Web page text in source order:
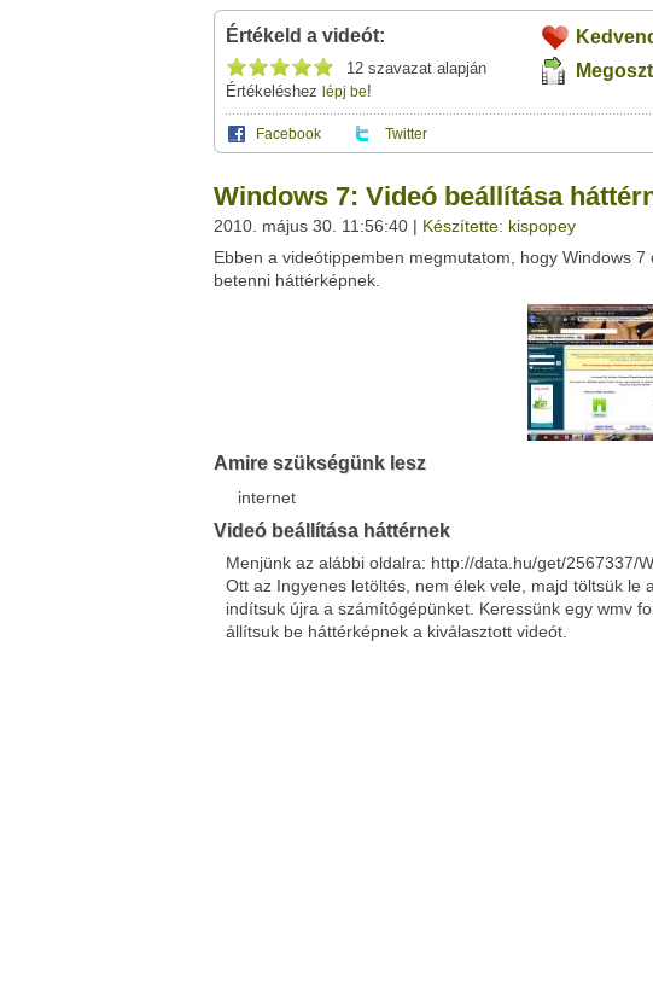
Értékeld a videót:
12 szavazat alapján
Értékeléshez lépj be!
Facebook Twitter
saját leveleződet ,vagy ezt a felületet:
Neved:
E-mail címed:
Del.icio.us
Ez a videó nem még nem tartozik egy klubhoz sem.
Ha van egy kis időd, nézz szét meglévő klubjaink között!
Windows 7: Videó beállítása
2010. május 30. 11:56:40 | Készítette: kispopey
Ebben a videótippemben megmutatom, hogy Windows
betenni háttérképnek.
Amire szükségünk lesz
internet
Videó beállítása háttérnek
Menjünk az alábbi oldalra: http://data.hu/get/2567337/
Ott az Ingyenes letöltés, nem élek vele, majd töltsük le
indítsuk újra a számítógépünket. Keressünk egy wmv
állítsuk be háttérképnek a kiválasztott videót.